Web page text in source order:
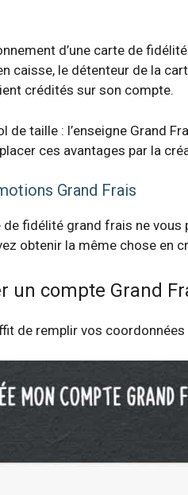
d’une carte de
caisse, le détenteur de la
crédités sur son compte.
de taille : l’enseigne Grand
ces avantages par la
Grand Frais
de fidélité grand frais ne vous
obtenir la même chose en
un compte Grand
de remplir vos coordonnées